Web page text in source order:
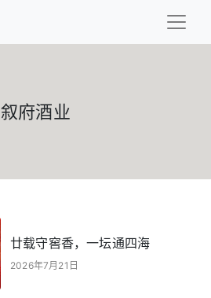
叙府酒业
廿载守窖香，一坛通四海
2026年7月21日